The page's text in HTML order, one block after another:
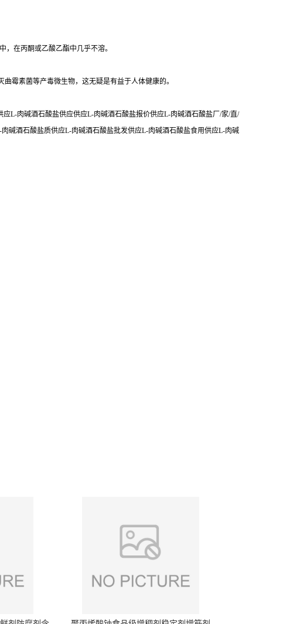
在丙酮或乙酸乙酯中几乎不溶。
霉素菌等产毒微生物，这无疑是有益于人体健康的。
L-肉碱酒石酸盐供应供应L-肉碱酒石酸盐报价供应L-肉碱酒石酸盐厂/家/直/
碱酒石酸盐质供应L-肉碱酒石酸盐批发供应L-肉碱酒石酸盐食用供应L-肉碱